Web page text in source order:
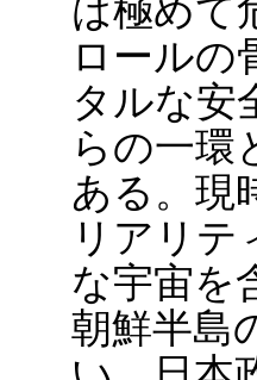
は極めて
ロールの
タルな安
らの一環
ある。現
リアリテ
な宇宙を
朝鮮半島